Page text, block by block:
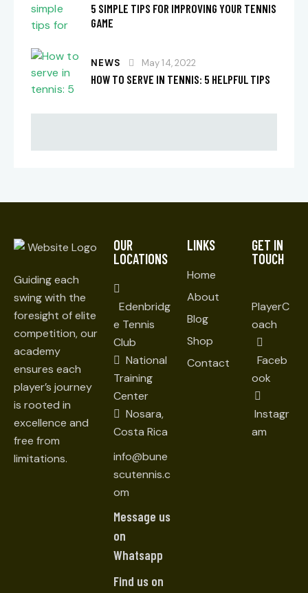
5 SIMPLE TIPS FOR IMPROVING YOUR TENNIS
GAME
NEWS May 14, 2022
HOW TO SERVE IN TENNIS: 5 HELPFUL TIPS
Guiding each
swing with the
foresight of elite
competition, our
academy
ensures each
player’s journey
is rooted in
excellence and
free from
limitations.
OUR
LOCATIONS
Edenbridg
e Tennis
Club
National
Training
Center
Nosara,
Costa Rica
info@bune
scutennis.c
om
Message us
on
Whatsapp
Find us on
LINKS
Home
About
Blog
Shop
Contact
GET IN
TOUCH
PlayerC
oach
Faceb
ook
Instagr
am